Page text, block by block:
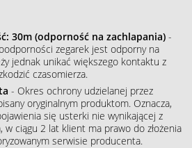
30m (odporność na zachlapania) -
zegarek jest odporny na
jednak unikać większego kontaktu z
czasomierza.
- Okres ochrony udzielanej przez
oryginalnym produktom. Oznacza,
się usterki nie wynikającej z
w ciągu 2 lat klient ma prawo do złożenia
serwisie producenta.